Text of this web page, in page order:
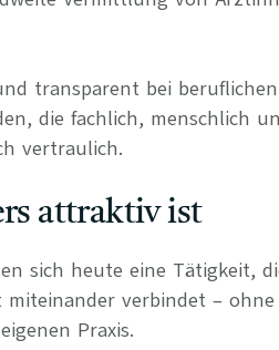
transparent bei
die fachlich, menschlich
vertraulich.
attraktiv ist
sich heute eine Tätigkeit,
verbindet –
Praxis.